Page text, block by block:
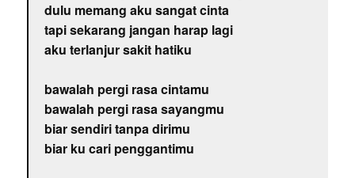
dulu memang aku sangat cinta
tapi sekarang jangan harap lagi
aku terlanjur sakit hatiku
bawalah pergi rasa cintamu
bawalah pergi rasa sayangmu
biar sendiri tanpa dirimu
biar ku cari penggantimu